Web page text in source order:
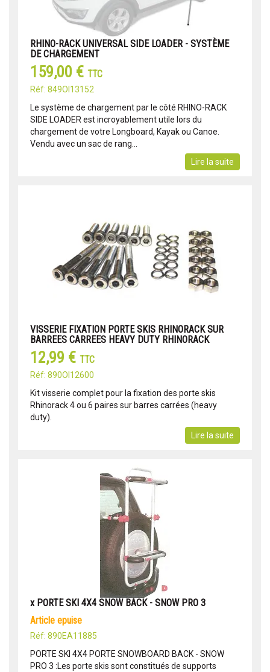
RHINO-RACK UNIVERSAL SIDE LOADER - SYSTÈME
DE CHARGEMENT
159,00 € TTC
Réf: 849OI13152
Le système de chargement par le côté RHINO-RACK
SIDE LOADER est incroyablement utile lors du
chargement de votre Longboard, Kayak ou Canoe.
Vendu avec un sac de rang...
Lire la suite
VISSERIE FIXATION PORTE SKIS RHINORACK SUR
BARREES CARREES HEAVY DUTY RHINORACK
12,99 € TTC
Réf: 890OI12600
Kit visserie complet pour la fixation des porte skis
Rhinorack 4 ou 6 paires sur barres carrées (heavy
duty).
Lire la suite
x PORTE SKI 4X4 SNOW BACK - SNOW PRO 3
article epuise
Réf: 890EA11885
PORTE SKI 4X4 PORTE SNOWBOARD BACK - SNOW
PRO 3 :Les porte skis sont constitués de supports